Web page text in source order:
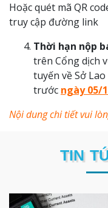
Hoặc quét mã QR
truy cập đường link
Thời hạn nộp
trên Cổng dịch
tuyến về Sở
trước ngày 05/
Nội dung chi tiết vui
TIN